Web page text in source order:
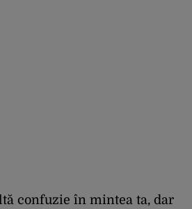
confuzie în mintea ta, dar